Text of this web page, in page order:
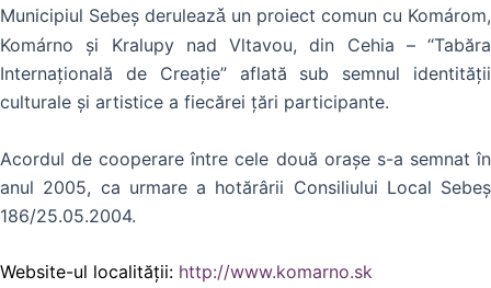
Municipiul Sebeş deruleazǎ un proiect comun cu Komárom,
Komárno şi Kralupy nad Vltavou, din Cehia – “Tabăra
Internaţională de Creaţie” aflată sub semnul identității
culturale şi artistice a fiecărei țări participante.
Acordul de cooperare între cele două oraşe s-a semnat în
anul 2005, ca urmare a hotărârii Consiliului Local Sebeş
186/25.05.2004.
Website-ul localității: http://www.komarno.sk